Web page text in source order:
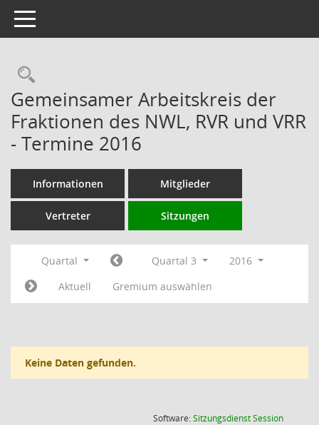
Toggle navigation
Rechercheauswahl
Gemeinsamer Arbeitskreis der
Fraktionen des NWL, RVR und VRR
- Termine 2016
Informationen Mitglieder
Vertreter Sitzungen
Quartal Quartal 3
2016
Aktuell
Gremium auswählen
Keine Daten gefunden.
Software:SitzungsdienstSession(Wird in